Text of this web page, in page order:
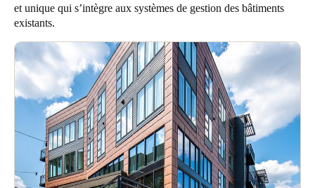
Ireland
English
France
Français
Netherlands
NederlandsEnglish
Belgium
et unique qui s’intègre aux systèmes de gestion des bâtiments
existants.